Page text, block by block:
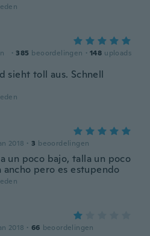
· 385 beoordelingen · 148 uploads
sieht toll aus. Schnell
2018 · 3 beoordelingen
un poco bajo, talla un poco
ancho pero es estupendo
2018 · 66 beoordelingen